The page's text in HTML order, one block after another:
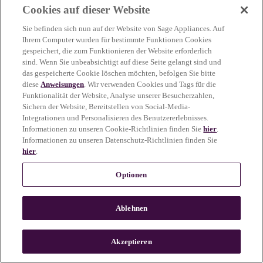
more information)
n
Cookies auf dieser Website
Sie befinden sich nun auf der Website von Sage Appliances. Auf
Ihrem Computer wurden für bestimmte Funktionen Cookies
gespeichert, die zum Funktionieren der Website erforderlich
sind. Wenn Sie unbeabsichtigt auf diese Seite gelangt sind und
das gespeicherte Cookie löschen möchten, befolgen Sie bitte
dieseAnweisungen. Wir verwenden Cookies und Tags für die
Funktionalität der Website, Analyse unserer Besucherzahlen,
Sichern der Website, Bereitstellen von Social-Media-
Integrationen und Personalisieren des Benutzererlebnisses.
Informationen zu unseren Cookie-Richtlinien finden Siehier.
Informationen zu unseren Datenschutz-Richtlinien finden Sie
hier.
Optionen
Ablehnen
Akzeptieren